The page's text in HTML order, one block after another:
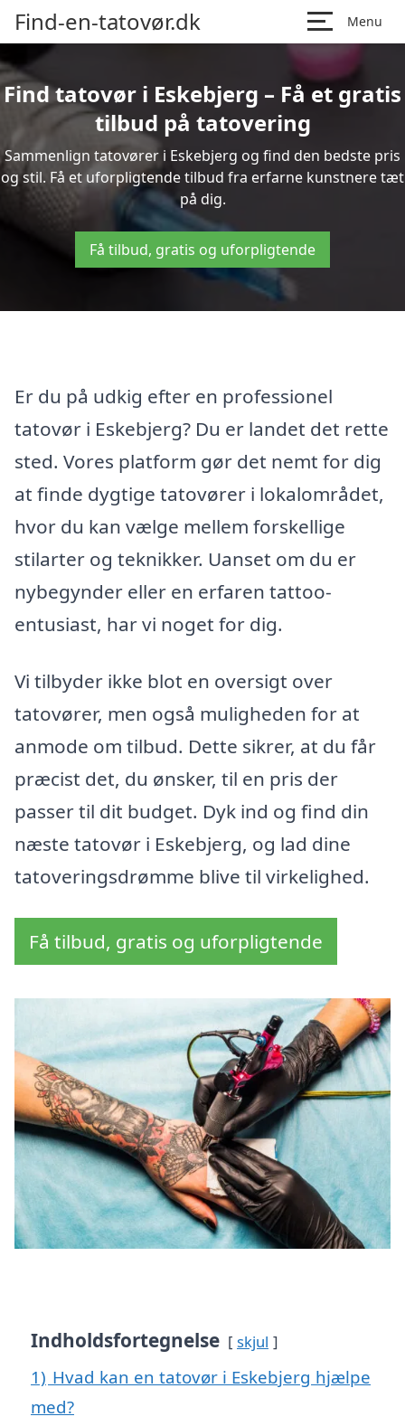
Find-en-tatovør.dk Menu
Find tatovør i Eskebjerg – Få et gratis
tilbud på tatovering
Sammenlign tatovører i Eskebjerg og find den bedste pris
og stil. Få et uforpligtende tilbud fra erfarne kunstnere tæt
på dig.
Få tilbud, gratis og uforpligtende
Er du på udkig efter en professionel
tatovør i Eskebjerg? Du er landet det rette
sted. Vores platform gør det nemt for dig
at finde dygtige tatovører i lokalområdet,
hvor du kan vælge mellem forskellige
stilarter og teknikker. Uanset om du er
nybegynder eller en erfaren tattoo-
entusiast, har vi noget for dig.
Vi tilbyder ikke blot en oversigt over
tatovører, men også muligheden for at
anmode om tilbud. Dette sikrer, at du får
præcist det, du ønsker, til en pris der
passer til dit budget. Dyk ind og find din
næste tatovør i Eskebjerg, og lad dine
tatoveringsdrømme blive til virkelighed.
Få tilbud, gratis og uforpligtende
Indholdsfortegnelse skjul
1) Hvad kan en tatovør i Eskebjerg hjælpe
med?